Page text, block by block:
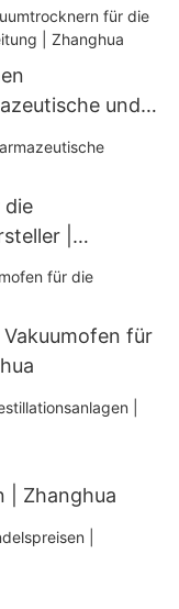
und
die
|
für
| Zhanghua